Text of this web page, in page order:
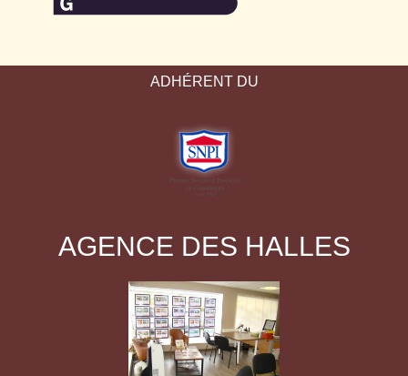
ADHÉRENT DU
AGENCE DES HALLES